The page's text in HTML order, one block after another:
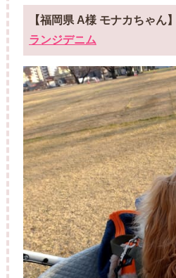
【福岡県 A様 モナカちゃん】
ランジデニム